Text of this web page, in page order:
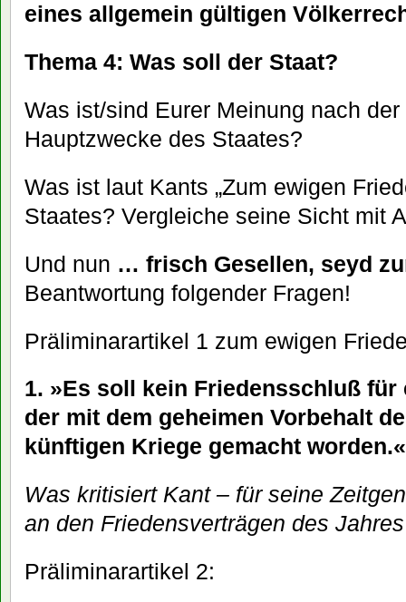
eines allgemein gültigen
Thema 4: Was soll der Staat?
Was ist/sind Eurer Meinung nach
Hauptzwecke des Staates?
Was ist laut Kants „Zum ewigen
Staates? Vergleiche seine Sicht mit
Und nun … frisch Gesellen, seyd
Beantwortung folgender Fragen!
Präliminarartikel 1 zum ewigen
1. »Es soll kein Friedensschluß für
der mit dem geheimen Vorbehalt
künftigen Kriege gemacht worden.«
Was kritisiert Kant – für seine
an den Friedensverträgen des
Präliminarartikel 2: